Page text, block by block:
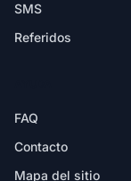
SMS
Referidos
FAQ
Contacto
Mapa del sitio